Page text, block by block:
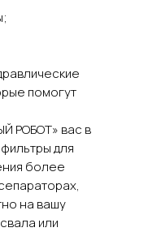
помогут
РОБОТ» вас в
для
более
на вашу
или